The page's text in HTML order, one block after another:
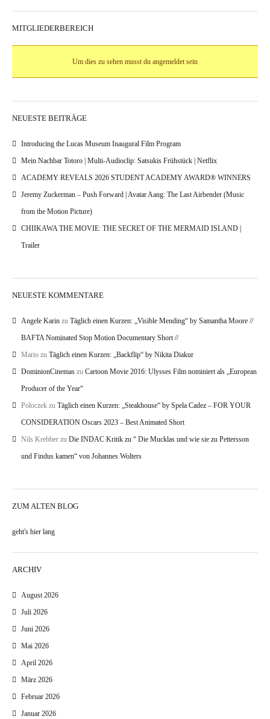
MITGLIEDERBEREICH
Um dies zu sehen musst du angemeldet sein
NEUESTE BEITRÄGE
Introducing the Lucas Museum Inaugural Film Program
Mein Nachbar Totoro | Multi-Audioclip: Satsukis Frühstück | Netflix
ACADEMY REVEALS 2026 STUDENT ACADEMY AWARD® WINNERS
Jeremy Zuckerman – Push Forward | Avatar Aang: The Last Airbender (Music
from the Motion Picture)
CHIIKAWA THE MOVIE: THE SECRET OF THE MERMAID ISLAND |
Trailer
NEUESTE KOMMENTARE
Angele Karin zu Täglich einen Kurzen: „Visible Mending“ by Samantha Moore //
BAFTA Nominated Stop Motion Documentary Short //
Mario zu Täglich einen Kurzen: „Backflip“ by Nikita Diakur
DominionCinemas zu Cartoon Movie 2016: Ulysses Film nominiert als „European
Producer of the Year“
Poloczek zu Täglich einen Kurzen: „Steakhouse“ by Spela Cadez – FOR YOUR
CONSIDERATION Oscars 2023 – Best Animated Short
Nils Krebber zu Die INDAC Kritik zu “ Die Mucklas und wie sie zu Pettersson
und Findus kamen“ von Johannes Wolters
ZUM ALTEN BLOG
geht's hier lang
ARCHIV
August 2026
Juli 2026
Juni 2026
Mai 2026
April 2026
März 2026
Februar 2026
Januar 2026